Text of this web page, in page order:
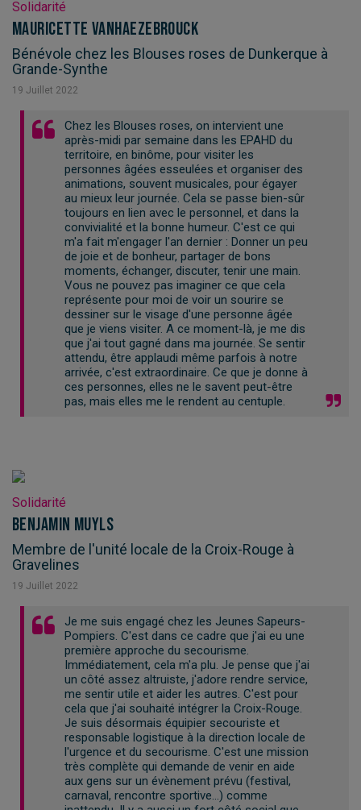
Solidarité
Mauricette Vanhaezebrouck
Bénévole chez les Blouses roses de Dunkerque à
Grande-Synthe
19 Juillet 2022
Chez les Blouses roses, on intervient une
après-midi par semaine dans les EPAHD du
territoire, en binôme, pour visiter les
personnes âgées esseulées et organiser des
animations, souvent musicales, pour égayer
au mieux leur journée. Cela se passe bien-sûr
toujours en lien avec le personnel, et dans la
convivialité et la bonne humeur. C'est ce qui
m'a fait m'engager l'an dernier : Donner un peu
de joie et de bonheur, partager de bons
moments, échanger, discuter, tenir une main.
Vous ne pouvez pas imaginer ce que cela
représente pour moi de voir un sourire se
dessiner sur le visage d'une personne âgée
que je viens visiter. A ce moment-là, je me dis
que j'ai tout gagné dans ma journée. Se sentir
attendu, être applaudi même parfois à notre
arrivée, c'est extraordinaire. Ce que je donne à
ces personnes, elles ne le savent peut-être
pas, mais elles me le rendent au centuple.
Solidarité
Benjamin Muyls
Membre de l'unité locale de la Croix-Rouge à
Gravelines
19 Juillet 2022
Je me suis engagé chez les Jeunes Sapeurs-
Pompiers. C'est dans ce cadre que j'ai eu une
première approche du secourisme.
Immédiatement, cela m'a plu. Je pense que j'ai
un côté assez altruiste, j'adore rendre service,
me sentir utile et aider les autres. C'est pour
cela que j'ai souhaité intégrer la Croix-Rouge.
Je suis désormais équipier secouriste et
responsable logistique à la direction locale de
l'urgence et du secourisme. C'est une mission
très complète qui demande de venir en aide
aux gens sur un évènement prévu (festival,
carnaval, rencontre sportive…) comme